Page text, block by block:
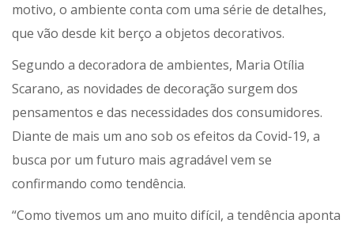
motivo, o ambiente conta com uma série de detalhes,
que vão desde kit berço a objetos decorativos.
Segundo a decoradora de ambientes, Maria Otília
Scarano, as novidades de decoração surgem dos
pensamentos e das necessidades dos consumidores.
Diante de mais um ano sob os efeitos da Covid-19, a
busca por um futuro mais agradável vem se
confirmando como tendência.
“Como tivemos um ano muito difícil, a tendência aponta